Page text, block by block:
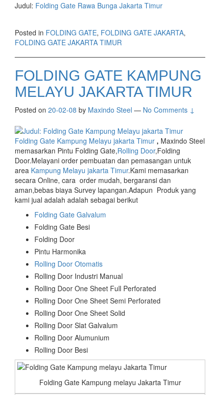
Judul: Folding Gate Rawa Bunga Jakarta Timur
Posted in FOLDING GATE, FOLDING GATE JAKARTA,
FOLDING GATE JAKARTA TIMUR
FOLDING GATE KAMPUNG
MELAYU JAKARTA TIMUR
Posted on 20-02-08 by Maxindo Steel — No Comments ↓
Folding Gate Kampung Melayu jakarta Timur , Maxindo Steel
memasarkan Pintu Folding Gate,Rolling Door,Folding
Door.Melayani order pembuatan dan pemasangan untuk
area Kampung Melayu jakarta Timur.Kami memasarkan
secara Online, cara order mudah, bergaransi dan
aman,bebas biaya Survey lapangan.Adapun Produk yang
kami jual adalah adalah sebagai berikut
Folding Gate Galvalum
Folding Gate Besi
Folding Door
Pintu Harmonika
Rolling Door Otomatis
Rolling Door Industri Manual
Rolling Door One Sheet Full Perforated
Rolling Door One Sheet Semi Perforated
Rolling Door One Sheet Solid
Rolling Door Slat Galvalum
Rolling Door Alumunium
Rolling Door Besi
Folding Gate Kampung melayu Jakarta Timur